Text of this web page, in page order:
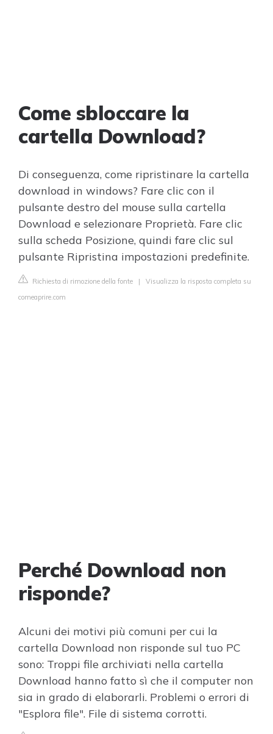
Come sbloccare la
cartella Download?
Di conseguenza, come ripristinare la cartella
download in windows? Fare clic con il
pulsante destro del mouse sulla cartella
Download e selezionare Proprietà. Fare clic
sulla scheda Posizione, quindi fare clic sul
pulsante Ripristina impostazioni predefinite.
Richiesta di rimozione della fonte | Visualizza la risposta completa su
comeaprire.com
Perché Download non
risponde?
Alcuni dei motivi più comuni per cui la
cartella Download non risponde sul tuo PC
sono: Troppi file archiviati nella cartella
Download hanno fatto sì che il computer non
sia in grado di elaborarli. Problemi o errori di
"Esplora file". File di sistema corrotti.